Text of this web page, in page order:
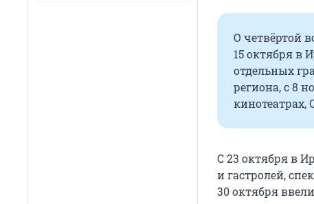
О четвёртой
15 октября в
отдельных
региона, с 8
кинотеатрах,
С 23 октября в
и гастролей,
30 октября